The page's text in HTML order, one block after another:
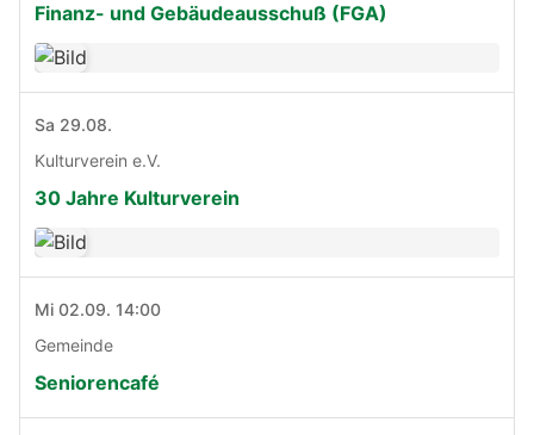
Finanz- und Gebäudeausschuß (FGA)
Sa 29.08.
Kulturverein e.V.
30 Jahre Kulturverein
Mi 02.09. 14:00
Gemeinde
Seniorencafé